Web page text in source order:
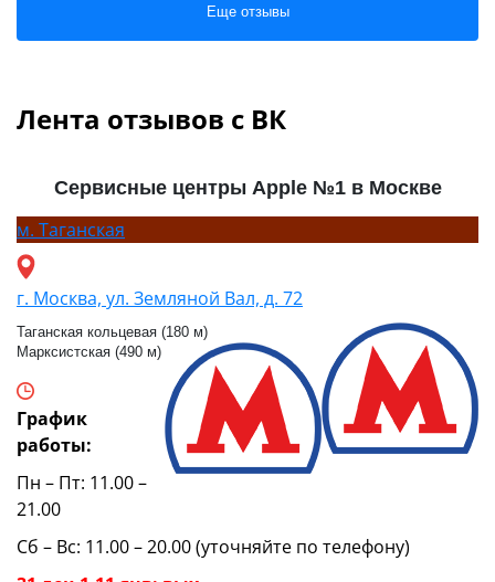
Еще отзывы
Лента отзывов с ВК
Сервисные центры Apple №1 в Москве
м. Таганская
г. Москва, ул. Земляной Вал, д. 72
Таганская кольцевая (180 м)
Марксистская (490 м)
График
работы:
Пн – Пт: 11.00 –
21.00
Сб – Вс: 11.00 – 20.00 (уточняйте по телефону)